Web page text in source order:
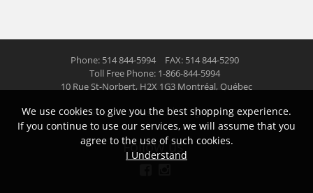
Phone: 514 844-5994
FAX: 514 844-5290
Toll Free Phone: 1-866-844-5994
10 Rue St-Norbert, H2X 1G3 Montréal, Québec
© 2026 Las Americas inc. All right reserved
Follow us
We use cookies to give you the best shopping experience.
If you continue to use our services, we will assume that you
agree to the use of such cookies.
I Understand